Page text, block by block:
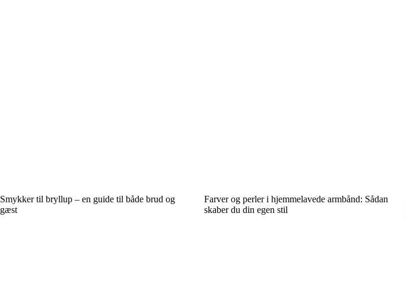
Smykker til bryllup – en guide til både brud og
gæst
Farver og perler i hjemmelavede armbånd: Sådan
skaber du din egen stil